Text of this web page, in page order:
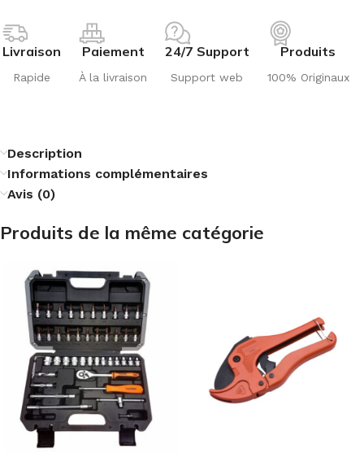
Livraison
Rapide
Paiement
À la livraison
24/7 Support
Support web
Produits
100% Originaux
Description
Informations complémentaires
Avis (0)
Produits de la même catégorie